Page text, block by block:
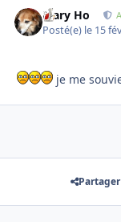
Mary Ho
Posté(e) le 15
je me
Partager